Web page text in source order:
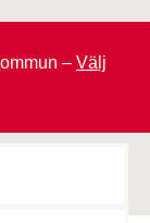
– Välj